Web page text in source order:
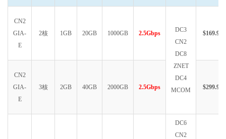
CN2
GIA-
E
2核 1GB 20GB 1000GB 2.5Gbps
DC3
CN2
DC8
ZNET
DC4
MCOM
$169.99
CN2
GIA-
E
3核 2GB 40GB 2000GB 2.5Gbps $299.99
DC6
CN2